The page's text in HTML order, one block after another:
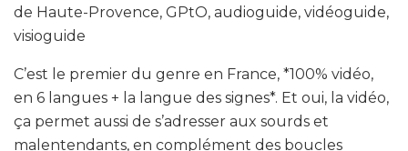
C’est le premier du genre en France, *100% vidéo,
en 6 langues + la langue des signes*. Et oui, la vidéo,
ça permet aussi de s’adresser aux sourds et
malentendants, en complément des boucles